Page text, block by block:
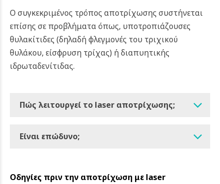
Ο συγκεκριμένος τρόπος αποτρίχωσης συστήνεται
επίσης σε προβλήματα όπως, υποτροπιάζουσες
θυλακίτιδες (δηλαδή φλεγμονές του τριχικού
θυλάκου, είσφρυση τρίχας) ή διαπυητικής
ιδρωταδενίτιδας.
Πώς λειτουργεί το laser αποτρίχωσης;
Είναι επώδυνο;
Οδηγίες πριν την αποτρίχωση με laser